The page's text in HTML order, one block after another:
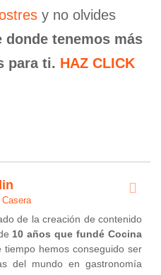
y no olvides
donde tenemos más
para ti. HAZ CLICK
de la creación de contenido
10 años que fundé Cocina
tiempo hemos conseguido ser
del mundo en gastronomía